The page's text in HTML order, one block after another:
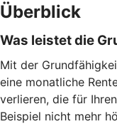
Überblick
Was leistet die
Mit der
eine monatliche
verlieren, die für
Beispiel nicht mehr